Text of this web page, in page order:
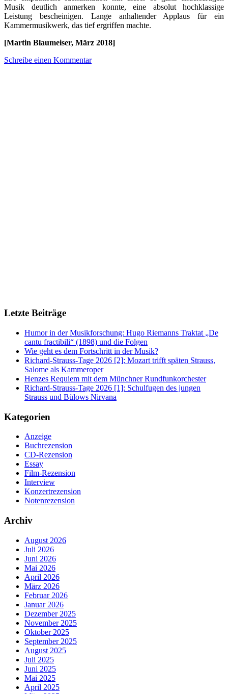
Musik deutlich anmerken konnte, eine absolut hochklassige
Leistung bescheinigen. Lange anhaltender Applaus für ein
Kammermusikwerk, das tief ergriffen machte.
[Martin Blaumeiser, März 2018]
Schreibe einen Kommentar
Letzte Beiträge
Humor in der Musikforschung: Hugo Riemanns Traktat „De
cantu fractibili“ (1898) und die Folgen
Wie geht es dem Fortschritt in der Musik?
Richard-Strauss-Tage 2026 [2]: Mozart trifft späten Strauss,
Salome als Kammeroper
Henzes Requiem mit dem Münchner Rundfunkorchester
Richard-Strauss-Tage 2026 [1]: Schulfugen des jungen
Strauss und Bülows Nirvana
Kategorien
Anzeige
Buchrezension
CD-Rezension
Essay
Film-Rezension
Interview
Konzertrezension
Notenrezension
Archiv
August 2026
Juli 2026
Juni 2026
Mai 2026
April 2026
März 2026
Februar 2026
Januar 2026
Dezember 2025
November 2025
Oktober 2025
September 2025
August 2025
Juli 2025
Juni 2025
Mai 2025
April 2025